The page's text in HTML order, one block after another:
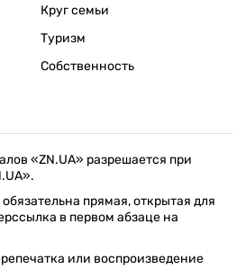
Круг семьи
Туризм
Собственность
«ZN.UA» разрешается при
прямая, открытая для
в первом абзаце на
или воспроизведение